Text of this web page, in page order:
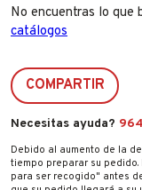
No encuentras lo que
catálogos
COMPARTIR
Necesitas ayuda?
Debido al aumento de la
tiempo preparar su
para ser recogido" antes